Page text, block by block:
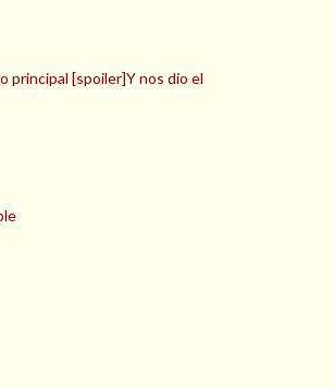
principal [spoiler]Y nos dio el